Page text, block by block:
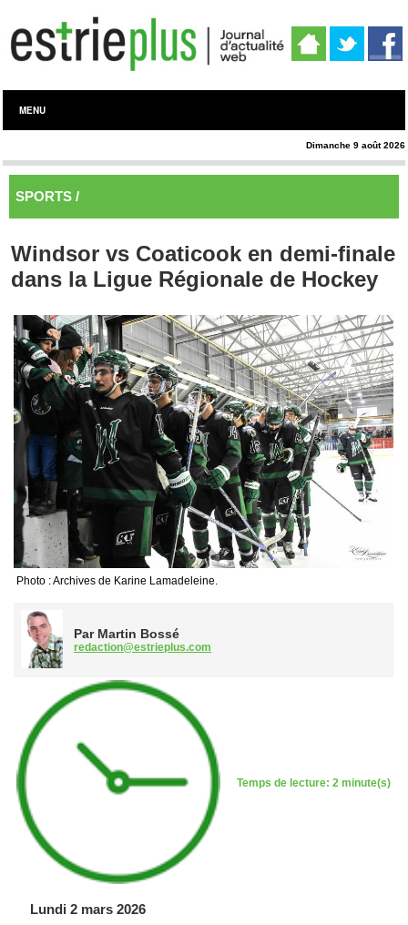
MENU
Dimanche 9 août 2026
SPORTS /
Windsor vs Coaticook en demi-finale
dans la Ligue Régionale de Hockey
Photo : Archives de Karine Lamadeleine.
Par Martin Bossé
redaction@estrieplus.com
Temps de lecture: 2 minute(s)
Lundi 2 mars 2026